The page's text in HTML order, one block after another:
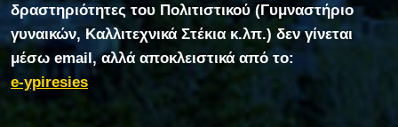
δραστηριότητες του Πολιτιστικού (Γυμναστήριο
γυναικών, Καλλιτεχνικά Στέκια κ.λπ.) δεν γίνεται
μέσω email, αλλά αποκλειστικά από το:
e-ypiresies